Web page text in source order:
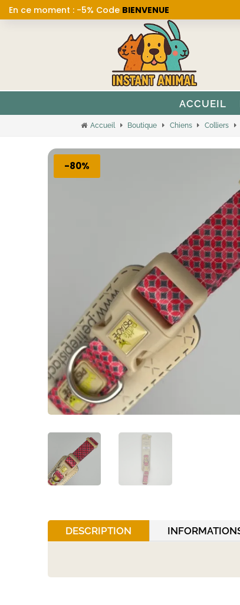
En ce moment : -5% Code BIENVENUE
ACCUEIL
Accueil Boutique Chiens Colliers
-80%
DESCRIPTION